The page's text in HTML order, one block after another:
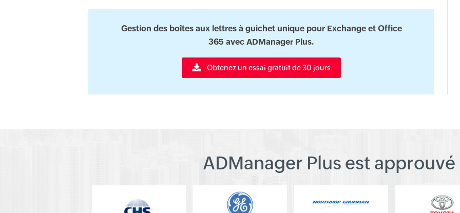
Gestion des boîtes aux lettres à guichet unique pour Exchange et Office
365 avec ADManager Plus.
Obtenez un essai gratuit de 30 jours
ADManager Plus est approuvé